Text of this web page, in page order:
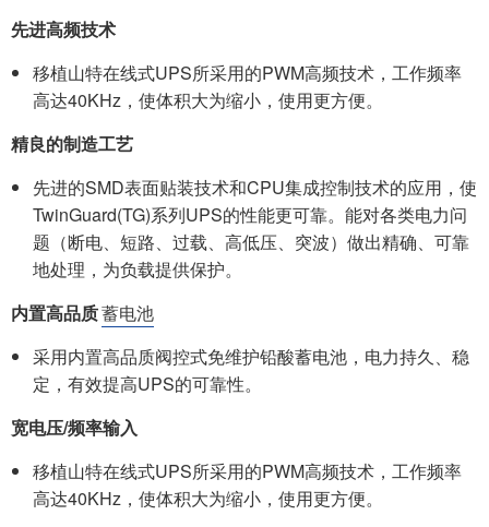
先进高频技术
移植山特在线式UPS所采用的PWM高频技术，工作频率
高达40KHz，使体积大为缩小，使用更方便。
精良的制造工艺
先进的SMD表面贴装技术和CPU集成控制技术的应用，使
TwinGuard(TG)系列UPS的性能更可靠。能对各类电力问
题（断电、短路、过载、高低压、突波）做出精确、可靠
地处理，为负载提供保护。
内置高品质蓄电池
采用内置高品质阀控式免维护铅酸蓄电池，电力持久、稳
定，有效提高UPS的可靠性。
宽电压/频率输入
移植山特在线式UPS所采用的PWM高频技术，工作频率
高达40KHz，使体积大为缩小，使用更方便。